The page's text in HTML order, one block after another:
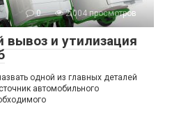
0 2 004 просмотров
вывоз и утилизация
одной из главных деталей
автомобильного